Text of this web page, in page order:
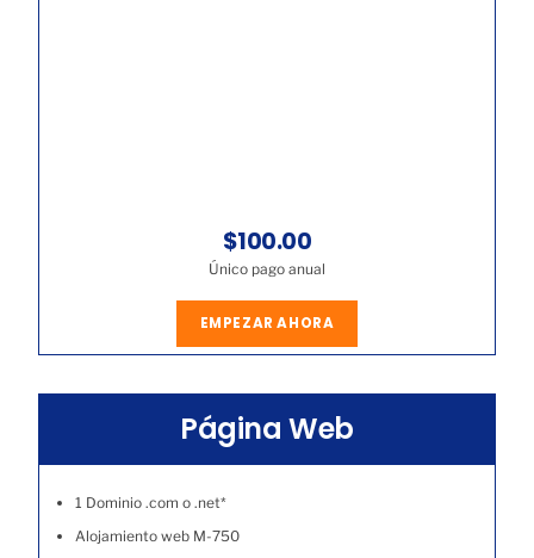
$100.00
Único pago anual
EMPEZAR AHORA
Página Web
1 Dominio .com o .net*
Alojamiento web M-750